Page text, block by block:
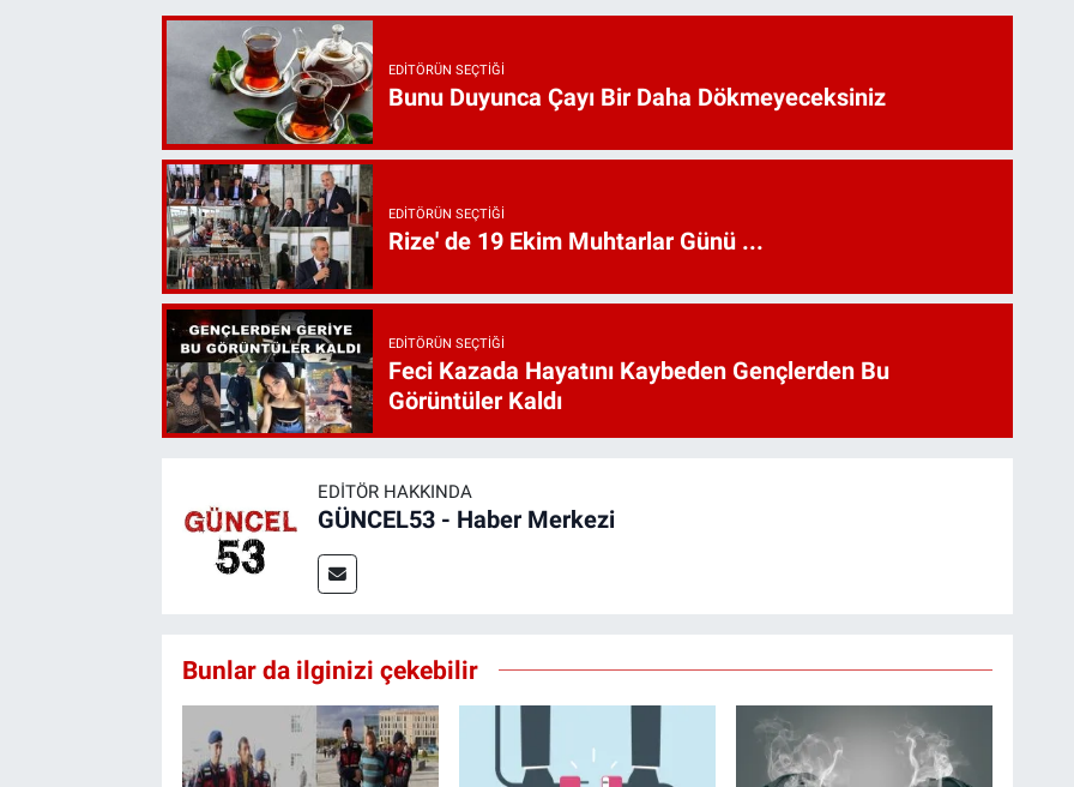
EDITÖRÜN SEÇTIĞI
Bunu Duyunca Çayı Bir Daha Dökmeyeceksiniz
EDITÖRÜN SEÇTIĞI
Rize' de 19 Ekim Muhtarlar Günü ...
EDITÖRÜN SEÇTIĞI
Feci Kazada Hayatını Kaybeden Gençlerden Bu
Görüntüler Kaldı
EDITÖR HAKKINDA
GÜNCEL53 - Haber Merkezi
Bunlar da ilginizi çekebilir